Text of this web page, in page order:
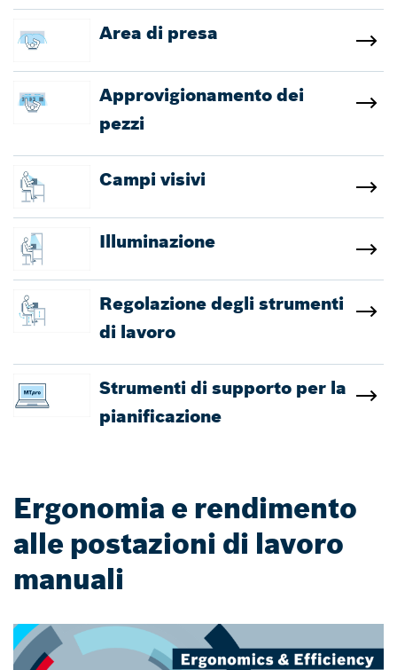
Area di presa
Approvigionamento dei
pezzi
Campi visivi
Illuminazione
Regolazione degli strumenti
di lavoro
Strumenti di supporto per la
pianificazione
Ergonomia e rendimento
alle postazioni di lavoro
manuali